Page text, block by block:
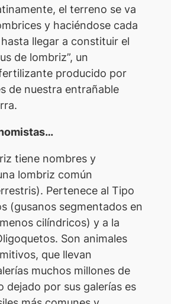
el terreno se va
y haciéndose cada
llegar a constituir el
de lombriz”, un
producido por
de nuestra entrañable
tiene nombres y
lombriz común
). Pertenece al Tipo
(gusanos segmentados en
cilíndricos) y a la
Son animales
que llevan
muchos millones de
dejado por sus galerías es